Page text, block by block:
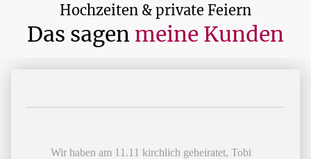
Hochzeiten & private Feiern
Das sagen meine Kunden
Wir haben am 11.11 kirchlich geheiratet, Tobi